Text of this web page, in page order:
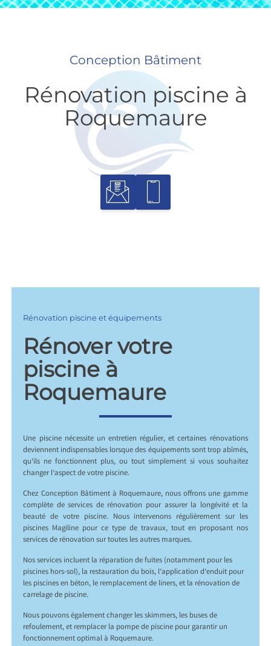
Conception Bâtiment
Rénovation piscine à
Roquemaure
Rénovation piscine et équipements
Rénover votre
piscine à
Roquemaure
Une piscine nécessite un entretien régulier, et certaines rénovations
deviennent indispensables lorsque des équipements sont trop abîmés,
qu’ils ne fonctionnent plus, ou tout simplement si vous souhaitez
changer l’aspect de votre piscine.
Chez Conception Bâtiment à Roquemaure, nous offrons une gamme
complète de services de rénovation pour assurer la longévité et la
beauté de votre piscine. Nous intervenons régulièrement sur les
piscines Magiline pour ce type de travaux, tout en proposant nos
services de rénovation sur toutes les autres marques.
Nos services incluent la réparation de fuites (notamment pour les
piscines hors-sol), la restauration du bois, l’application d’enduit pour
les piscines en béton, le remplacement de liners, et la rénovation de
carrelage de piscine.
Nous pouvons également changer les skimmers, les buses de
refoulement, et remplacer la pompe de piscine pour garantir un
fonctionnement optimal à Roquemaure.